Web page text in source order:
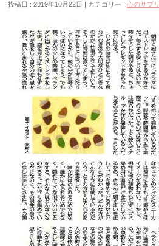
投稿日 : 2019年10月22日 | カテゴリー :心のサプリ